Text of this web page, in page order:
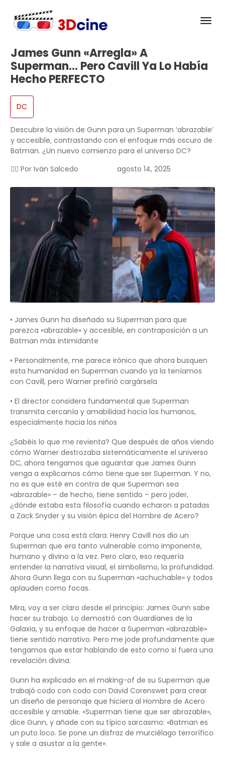
James Gunn «arregla» A
Superman… Pero Cavill Ya Lo Había
Hecho PERFECTO
DC
Descubre la visión de Gunn para un Superman ‘abrazable’
y accesible, contrastando con el enfoque más oscuro de
Batman. ¿Un nuevo comienzo para el universo DC?
✍🏻 Por Iván Salcedo agosto 14, 2025
• James Gunn ha diseñado su Superman para que
parezca «abrazable» y accesible, en contraposición a un
Batman más intimidante
• Personalmente, me parece irónico que ahora busquen
esta humanidad en Superman cuando ya la teníamos
con Cavill, pero Warner prefirió cargársela
• El director considera fundamental que Superman
transmita cercanía y amabilidad hacia los humanos,
especialmente hacia los niños
¿Sabéis lo que me revienta? Que después de años viendo
cómo Warner destrozaba sistemáticamente el universo
DC, ahora tengamos que aguantar que James Gunn
venga a explicarnos cómo tiene que ser Superman. Y no,
no es que esté en contra de que Superman sea
«abrazable» – de hecho, tiene sentido – pero joder,
¿dónde estaba esta filosofía cuando echaron a patadas
a Zack Snyder y su visión épica del Hombre de Acero?
Porque una cosa está clara: Henry Cavill nos dio un
Superman que era tanto vulnerable como imponente,
humano y divino a la vez. Pero claro, eso requería
entender la narrativa visual, el simbolismo, la profundidad.
Ahora Gunn llega con su Superman «achuchable» y todos
aplauden como focas.
Mira, voy a ser claro desde el principio: James Gunn sabe
hacer su trabajo. Lo demostró con Guardianes de la
Galaxia, y su enfoque de hacer a Superman «abrazable»
tiene sentido narrativo. Pero me jode profundamente que
tengamos que estar hablando de esto como si fuera una
revelación divina.
Gunn ha explicado en el making-of de su Superman que
trabajó codo con codo con David Corenswet para crear
un diseño de personaje que hiciera al Hombre de Acero
accesible y amable. «Superman tiene que ser abrazable»,
dice Gunn, y añade con su típico sarcasmo: «Batman es
un puto loco. Se pone un disfraz de murciélago terrorífico
y sale a asustar a la gente».